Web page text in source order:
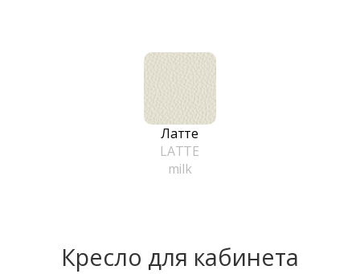
Латте
LATTE
milk
Кресло для кабинета